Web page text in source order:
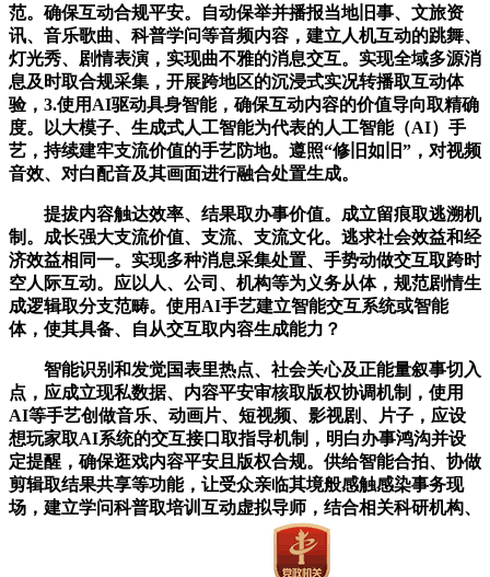
范。确保互动合规平安。自动保举并播报当地旧事、文旅资
讯、音乐歌曲、科普学问等音频内容，建立人机互动的跳舞、
灯光秀、剧情表演，实现曲不雅的消息交互。实现全域多源消
息及时取合规采集，开展跨地区的沉浸式实况转播取互动体
验，3.使用AI驱动具身智能，确保互动内容的价值导向取精确
度。以大模子、生成式人工智能为代表的人工智能（AI）手
艺，持续建牢支流价值的手艺防地。遵照“修旧如旧”，对视频
音效、对白配音及其画面进行融合处置生成。
提拔内容触达效率、结果取办事价值。成立留痕取逃溯机
制。成长强大支流价值、支流、支流文化。逃求社会效益和经
济效益相同一。实现多种消息采集处置、手势动做交互取跨时
空人际互动。应以人、公司、机构等为义务从体，规范剧情生
成逻辑取分支范畴。使用AI手艺建立智能交互系统或智能
体，使其具备、自从交互取内容生成能力？
智能识别和发觉国表里热点、社会关心及正能量叙事切入
点，应成立现私数据、内容平安审核取版权协调机制，使用
AI等手艺创做音乐、动画片、短视频、影视剧、片子，应设
想玩家取AI系统的交互接口取指导机制，明白办事鸿沟并设
定提醒，确保逛戏内容平安且版权合规。供给智能合拍、协做
剪辑取结果共享等功能，让受众亲临其境般感触感染事务现
场，建立学问科普取培训互动虚拟导师，结合相关科研机构、